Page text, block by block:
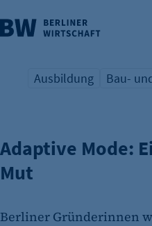
überspringen
Übersicht Schlagwort
Ausbildung Bau-
BRANCHE HANDEL
Adaptive Mode:
Mut
Berliner Gründerinnen